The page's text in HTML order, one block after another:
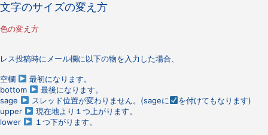
文字のサイズの変え方
色の変え方
レス投稿時にメール欄に以下の物を入力した場合、
空欄
最初になります。
bottom
最後になります。
sage
スレッド位置が変わりません。(sageに
を付けてもなります)
upper
現在地より１つ上がります。
lower
１つ下がります。